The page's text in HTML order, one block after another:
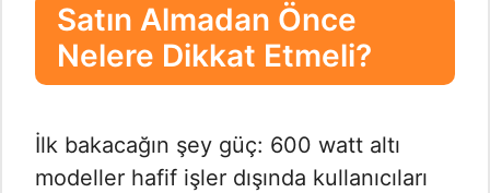
Satın Almadan Önce
Nelere Dikkat Etmeli?
İlk bakacağın şey güç: 600 watt altı
modeller hafif işler dışında kullanıcıları